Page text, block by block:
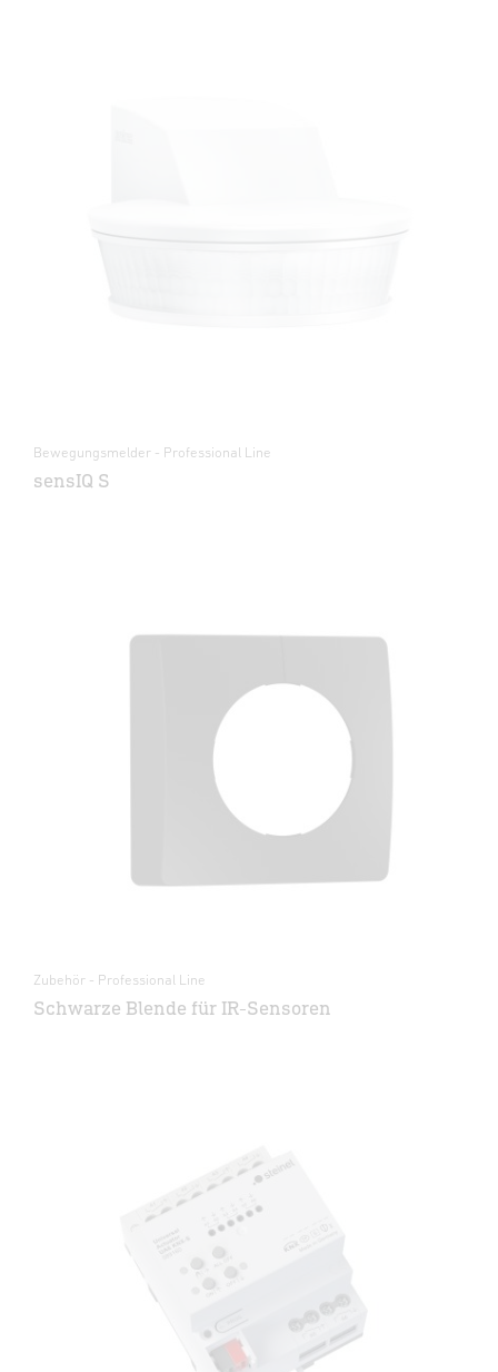
Bewegungsmelder - Professional Line
sensIQ S
Zubehör - Professional Line
Schwarze Blende für IR-Sensoren